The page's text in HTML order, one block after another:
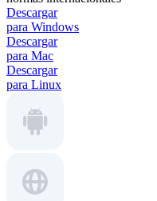
Descargar
para Windows
Descargar
para Mac
Descargar
para Linux